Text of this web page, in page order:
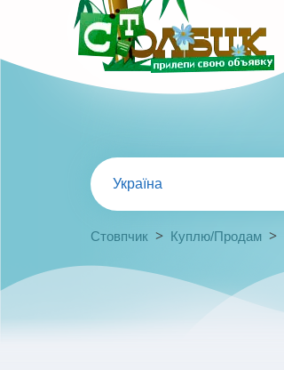
Україна
Стовпчик > Куплю/Продам >